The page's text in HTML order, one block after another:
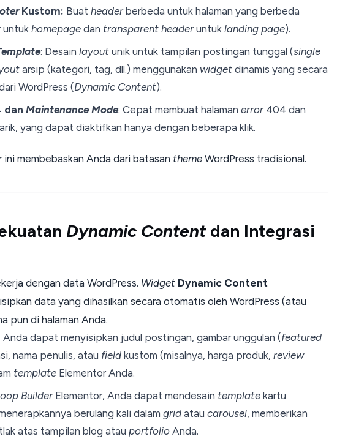
Kustom: Buat headerberbeda untuk halaman yang berbeda
untuk homepagedan transparent headeruntuk landing page).
: Desain layoutunik untuk tampilan postingan tunggal (single
arsip (kategori, tag, dll.) menggunakan widgetdinamis yang secara
WordPress (Dynamic Content).
Maintenance Mode: Cepat membuat halaman error404 dan
yang dapat diaktifkan hanya dengan beberapa klik.
ini membebaskan Anda dari batasan theme WordPress tradisional.
Dynamic Contentdan Integrasi
dengan data WordPress. Widget Dynamic Content
data yang dihasilkan secara otomatis oleh WordPress (atau
pun di halaman Anda.
Anda dapat menyisipkan judul postingan, gambar unggulan (featured
nama penulis, atau fieldkustom (misalnya, harga produk, review
templateElementor Anda.
BuilderElementor, Anda dapat mendesain templatekartu
berulang kali dalam gridatau carousel, memberikan
atas tampilan blog atau portfolioAnda.